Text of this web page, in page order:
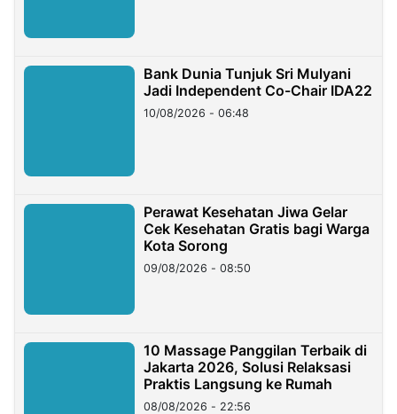
Bank Dunia Tunjuk Sri Mulyani
Jadi Independent Co-Chair IDA22
10/08/2026 - 06:48
Perawat Kesehatan Jiwa Gelar
Cek Kesehatan Gratis bagi Warga
Kota Sorong
09/08/2026 - 08:50
10 Massage Panggilan Terbaik di
Jakarta 2026, Solusi Relaksasi
Praktis Langsung ke Rumah
08/08/2026 - 22:56